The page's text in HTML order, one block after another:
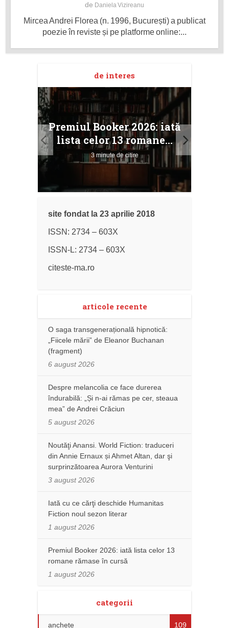
de Daniela Vizireanu
Mircea Andrei Florea (n. 1996, București) a publicat
poezie în reviste și pe platforme online:...
de interes
Premiul Booker 2026: iată
lista celor 13 romane...
3 minute de citire
site fondat la 23 aprilie 2018
ISSN: 2734 – 603X
ISSN-L: 2734 – 603X
citeste-ma.ro
articole recente
O saga transgenerațională hipnotică:
„Fiicele mării” de Eleanor Buchanan
(fragment)
6 august 2026
Despre melancolia ce face durerea
îndurabilă: „Și n-ai rămas pe cer, steaua
mea” de Andrei Crăciun
5 august 2026
Noutăţi Anansi. World Fiction: traduceri
din Annie Ernaux și Ahmet Altan, dar şi
surprinzătoarea Aurora Venturini
3 august 2026
Iată cu ce cărţi deschide Humanitas
Fiction noul sezon literar
1 august 2026
Premiul Booker 2026: iată lista celor 13
romane rămase în cursă
1 august 2026
categorii
anchete 109